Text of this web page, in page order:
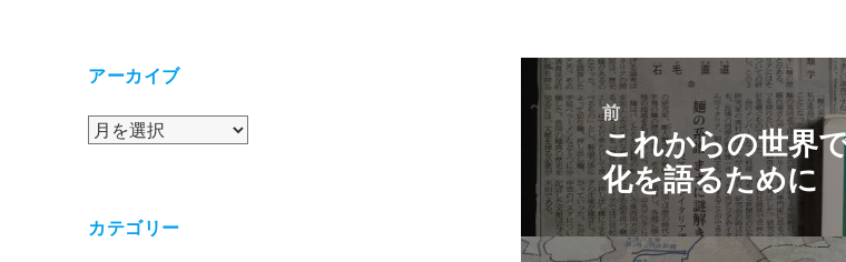
アーカイブ
ア
ブ
カテゴリー
稿
ビ
ゲ
ー
前
前
の
投
稿:
これからの世界
化を語るために